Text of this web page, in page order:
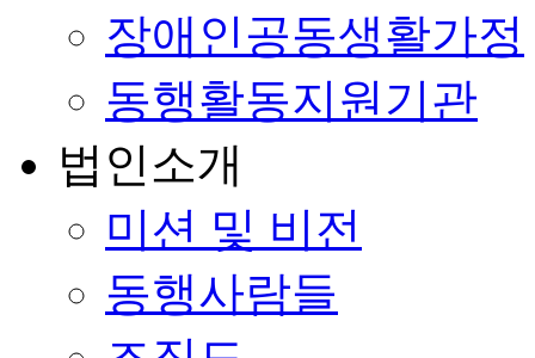
장애인공동생활가정
동행활동지원기관
법인소개
미션 및 비전
동행사람들